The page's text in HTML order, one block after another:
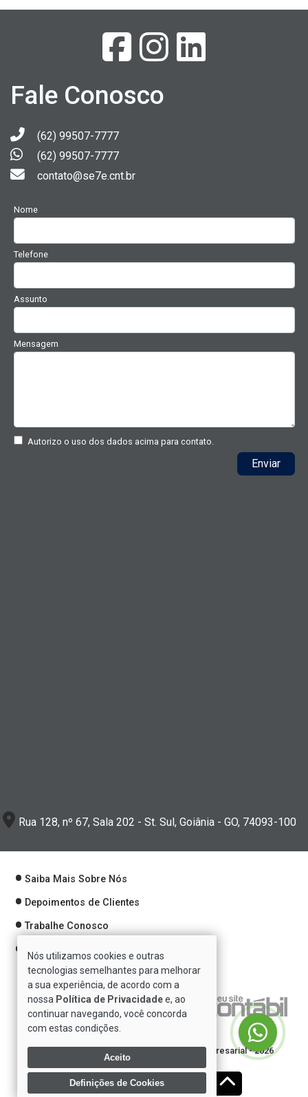
Fale Conosco
(62) 99507-7777
(62) 99507-7777
contato@se7e.cnt.br
Nome
Telefone
Assunto
Mensagem
Autorizo o uso dos dados acima para contato.
Enviar
Rua 128, nº 67, Sala 202 - St. Sul, Goiânia - GO, 74093-100
Saiba Mais Sobre Nós
Depoimentos de Clientes
Trabalhe Conosco
Política de Privacidade
Verificada por
Direitos reservados à Se7e Consultoria Empresarial - 2026
Nós utilizamos cookies e outras
tecnologias semelhantes para melhorar
a sua experiência, de acordo com a
nossa Política de Privacidadee, ao
continuar navegando, você concorda
com estas condições.
Aceito
Definições de Cookies